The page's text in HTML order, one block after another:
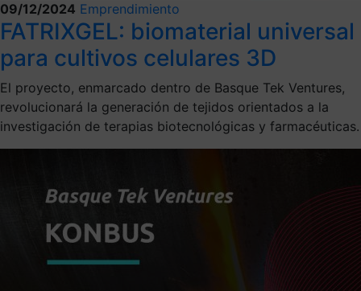
09/12/2024 Emprendimiento
FATRIXGEL: biomaterial universal
para cultivos celulares 3D
El proyecto, enmarcado dentro de Basque Tek Ventures,
revolucionará la generación de tejidos orientados a la
investigación de terapias biotecnológicas y farmacéuticas.